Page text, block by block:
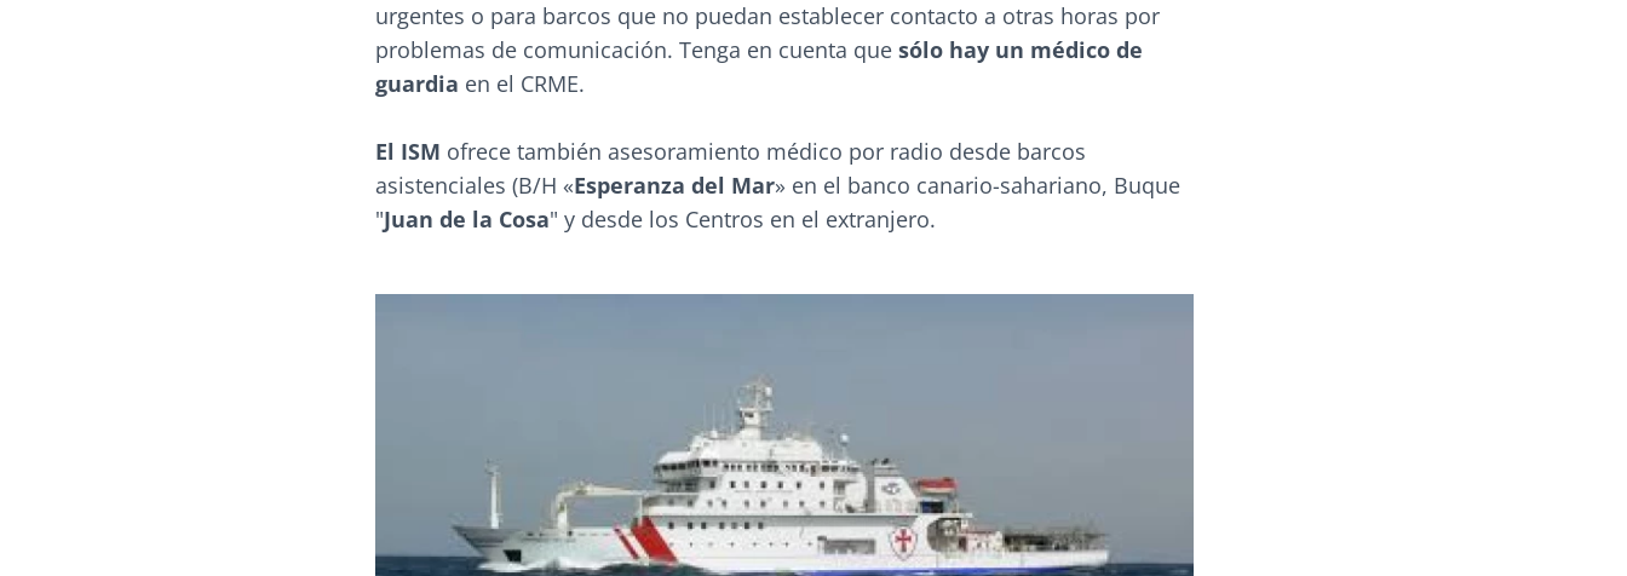
urgentes o para barcos que no puedan establecer contacto a otras horas por
problemas de comunicación. Tenga en cuenta que sólo hay un médico de
guardia en el CRME.
El ISM ofrece también asesoramiento médico por radio desde barcos
asistenciales (B/H «Esperanza del Mar» en el banco canario-sahariano, Buque
"Juan de la Cosa" y desde los Centros en el extranjero.